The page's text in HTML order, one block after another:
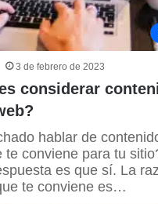
3 de febrero de 2023
considerar
hablar de
te conviene para tu
es que sí. La
te conviene es…